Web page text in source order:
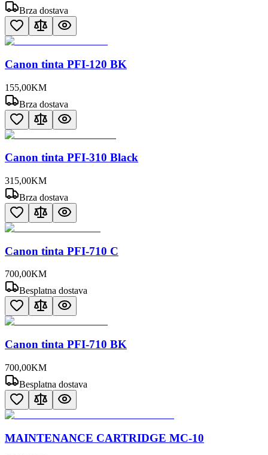
Brza dostava
Canon tinta PFI-120 BK
155,00KM
Brza dostava
Canon tinta PFI-310 Black
315,00KM
Brza dostava
Canon tinta PFI-710 C
700,00KM
Besplatna dostava
Canon tinta PFI-710 BK
700,00KM
Besplatna dostava
MAINTENANCE CARTRIDGE MC-10